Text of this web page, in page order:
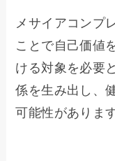
メサイアコンプ
ことで自己価値
ける対象を必要
係を生み出し、
可能性があります